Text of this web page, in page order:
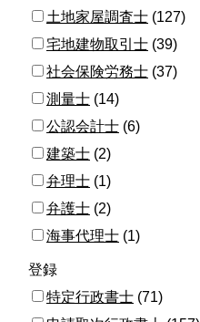
土地家屋調査士 (127)
宅地建物取引士 (39)
社会保険労務士 (37)
測量士 (14)
公認会計士 (6)
建築士 (2)
弁理士 (1)
弁護士 (2)
海事代理士 (1)
登録
特定行政書士 (71)